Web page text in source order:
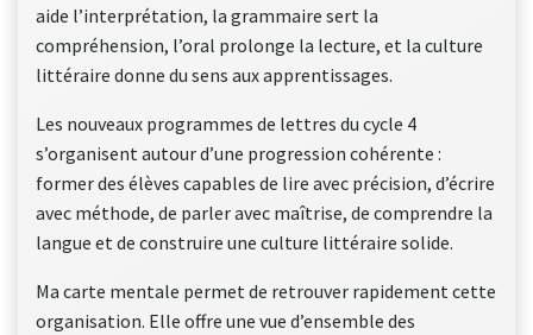
aide l’interprétation, la grammaire sert la
compréhension, l’oral prolonge la lecture, et la culture
littéraire donne du sens aux apprentissages.
Les nouveaux programmes de lettres du cycle 4
s’organisent autour d’une progression cohérente :
former des élèves capables de lire avec précision, d’écrire
avec méthode, de parler avec maîtrise, de comprendre la
langue et de construire une culture littéraire solide.
Ma carte mentale permet de retrouver rapidement cette
organisation. Elle offre une vue d’ensemble des